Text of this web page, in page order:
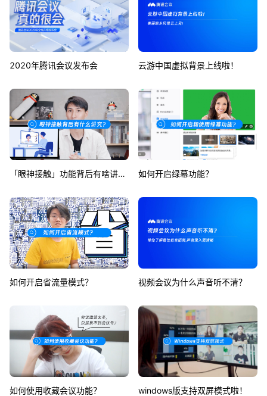
2020年腾讯会议发布会 云游中国虚拟背景上线啦！
「眼神接触」功能背后有啥讲究？ 如何开启绿幕功能？
如何开启省流量模式？ 视频会议为什么声音听不清？
如何使用收藏会议功能？ windows版支持双屏模式啦！